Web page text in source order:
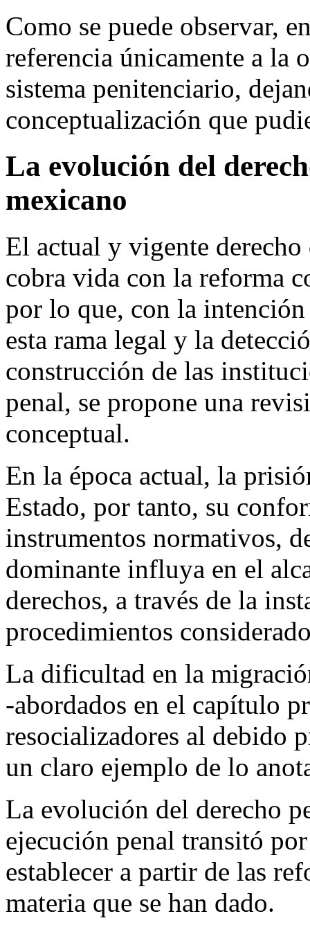
Como se puede observar,
referencia únicamente a la
sistema penitenciario,
conceptualización que
La evolución del
mexicano
El actual y vigente
cobra vida con la reforma
por lo que, con la
esta rama legal y la
construcción de las
penal, se propone una
conceptual.
En la época actual, la
Estado, por tanto, su
instrumentos normativos,
dominante influya en el
derechos, a través de la
procedimientos
La dificultad en la
-abordados en el capítulo
resocializadores al debido
un claro ejemplo de lo
La evolución del derecho
ejecución penal transitó
establecer a partir de las
materia que se han dado.